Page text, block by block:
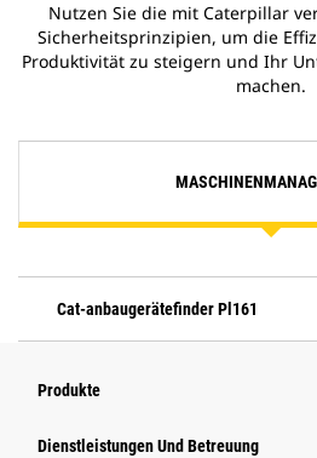
Nutzen Sie die mit Caterpillar
Sicherheitsprinzipien, um die
Produktivität zu steigern und Ihr
machen.
Cat-anbaugerätefinder Pl161
Produkte
Dienstleistungen Und Betreuung